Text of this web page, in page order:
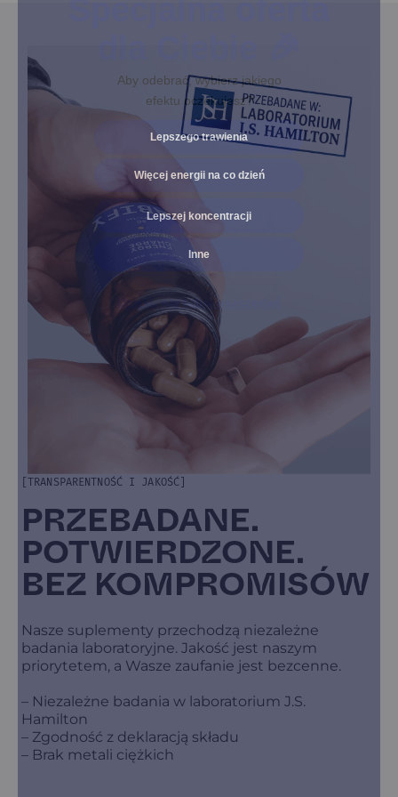
[TRANSPARENTNOŚĆ I JAKOŚĆ]
PRZEBADANE.
POTWIERDZONE.
BEZ KOMPROMISÓW
Nasze suplementy przechodzą niezależne
badania laboratoryjne. Jakość jest naszym
priorytetem, a Wasze zaufanie jest bezcenne.
– Niezależne badania w laboratorium J.S.
Hamilton
– Zgodność z deklaracją składu
– Brak metali ciężkich
Aby odebrać, wybierz jakiego
efektu oczekujesz?
Lepszego trawienia
Więcej energii na co dzień
Lepszej koncentracji
Inne
Dzięki, nie lubie oszczędać